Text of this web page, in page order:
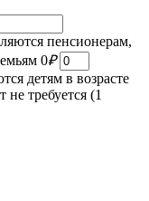
пенсионерам,
0₽
детям в возрасте
не требуется (1